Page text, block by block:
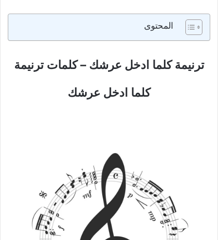
المحتوى
ترنيمة كلما ادخل عرشك – كلمات ترنيمة
كلما ادخل عرشك